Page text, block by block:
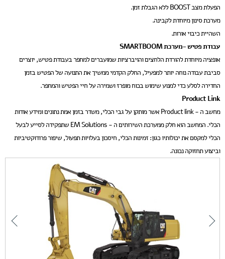
הפעלת מצב BOOST ללא הגבלת זמן.
מערכת סינון מיוחדת לקבינה.
השהיית כיבוי אורות.
עבודת פטיש -מערכת SMARTBOOM
אופציה מיוחדת להורדת הלחצים והויברציות שמועברים למחפר בעבודת פטיש, יוצרים
סביבת עבודה נוחה יותר למפעיל, החלק הקדמי ממשיך את התנועה של הפטיש בזמן
החדירה לסלע כדי למנוע שימוש בכוח מופרז ושמירה על חיי הפטיש והמחפר.
Product Link
מחשב ה - Product link אשר מותקן על גבי הכלי, משדר בזמן אמת נתונים ומידע אודות
הכלי. המחשב הוא חלק ממערכת השירותים ה - EM Solutions שתפקידה לסייע לבעל
הכלי למקסם את יכולותיו כגון: זמינות הכלי, חיסכון בעלויות תפעול, שיפור פרודוקטיביות
וביצוע תחזוקה נכונה.